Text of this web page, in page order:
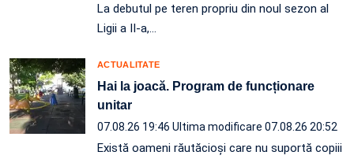
La debutul pe teren propriu din noul sezon al
Ligii a II-a,…
ACTUALITATE
Hai la joacă. Program de funcționare
unitar
07.08.26 19:46 Ultima modificare 07.08.26 20:52
Există oameni răutăcioși care nu suportă copiii